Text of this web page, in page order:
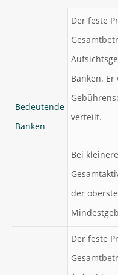
Bedeutende
Banken
Der feste
Banken.
verteilt.
Bei
der
Der feste